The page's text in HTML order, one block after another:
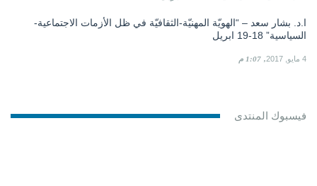
ا.د. بشار سعد – “الهويّة المهنيّة-الثقافيّة في ظل الأزمات الاجتماعية-
السياسية” 18-19 ابريل
4 مايو, 2017 1:07 م
فيسبوك المنتدى